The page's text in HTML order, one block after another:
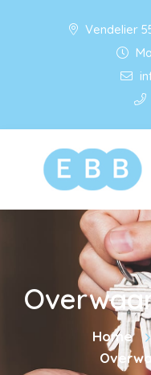
Vendelier
Home